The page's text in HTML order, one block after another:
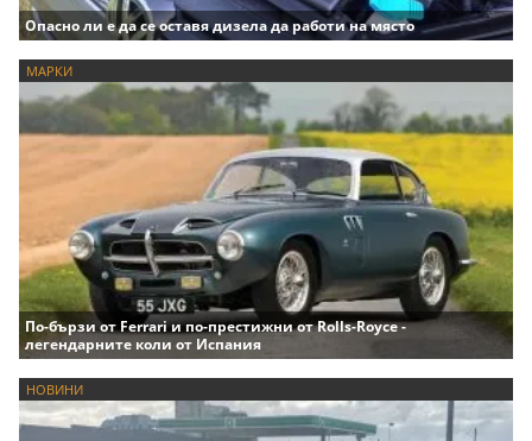
Опасно ли е да се оставя дизела да работи на място
МАРКИ
По-бързи от Ferrari и по-престижни от Rolls-Royce -
легендарните коли от Испания
НОВИНИ